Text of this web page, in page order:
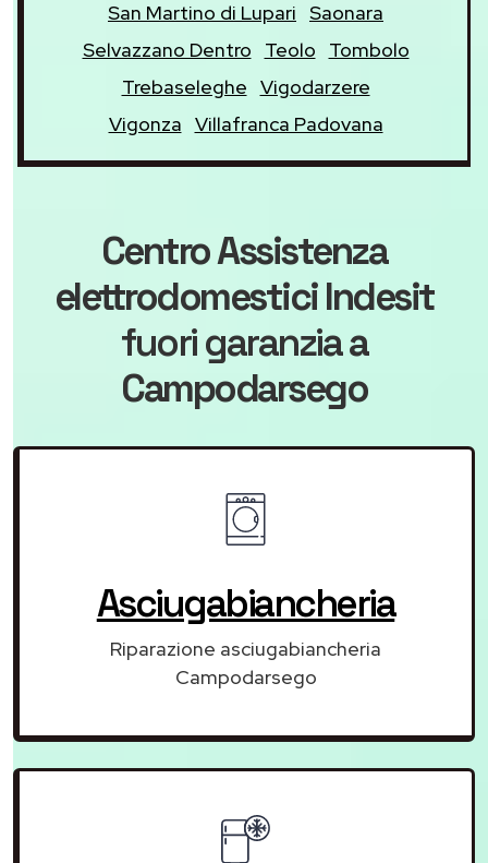
San Martino di Lupari Saonara
Selvazzano Dentro
Teolo
Tombolo
Trebaseleghe Vigodarzere
Vigonza Villafranca Padovana
Centro Assistenza
elettrodomestici Indesit
fuori garanziaa
Campodarsego
Asciugabiancheria
Riparazione asciugabiancheria
Campodarsego